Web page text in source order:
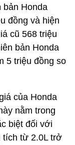
bản Honda
đồng và hiện
cũ 568 triệu
bản Honda
5 triệu đồng so
của Honda
nằm trong
biệt đối với
tích từ 2.0L trở